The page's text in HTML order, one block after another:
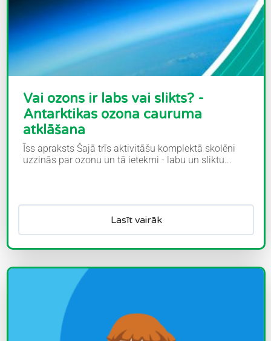
Vai ozons ir labs vai slikts? -
Antarktikas ozona cauruma
atklāšana
Īss apraksts Šajā trīs aktivitāšu komplektā skolēni
uzzinās par ozonu un tā ietekmi - labu un sliktu...
Lasīt vairāk